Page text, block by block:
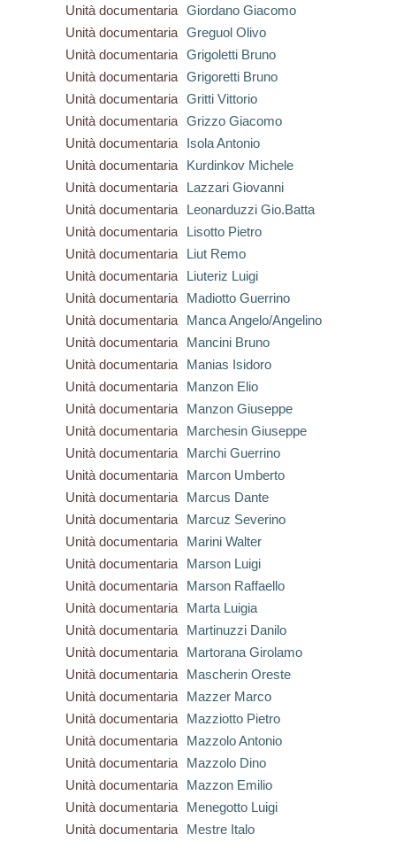
Unità documentaria
Giordano Giacomo
Unità documentaria
Greguol Olivo
Unità documentaria
Grigoletti Bruno
Unità documentaria
Grigoretti Bruno
Unità documentaria
Gritti Vittorio
Unità documentaria
Grizzo Giacomo
Unità documentaria
Isola Antonio
Unità documentaria
Kurdinkov Michele
Unità documentaria
Lazzari Giovanni
Unità documentaria
Leonarduzzi Gio.Batta
Unità documentaria
Lisotto Pietro
Unità documentaria
Liut Remo
Unità documentaria
Liuteriz Luigi
Unità documentaria
Madiotto Guerrino
Unità documentaria
Manca Angelo/Angelino
Unità documentaria
Mancini Bruno
Unità documentaria
Manias Isidoro
Unità documentaria
Manzon Elio
Unità documentaria
Manzon Giuseppe
Unità documentaria
Marchesin Giuseppe
Unità documentaria
Marchi Guerrino
Unità documentaria
Marcon Umberto
Unità documentaria
Marcus Dante
Unità documentaria
Marcuz Severino
Unità documentaria
Marini Walter
Unità documentaria
Marson Luigi
Unità documentaria
Marson Raffaello
Unità documentaria
Marta Luigia
Unità documentaria
Martinuzzi Danilo
Unità documentaria
Martorana Girolamo
Unità documentaria
Mascherin Oreste
Unità documentaria
Mazzer Marco
Unità documentaria
Mazziotto Pietro
Unità documentaria
Mazzolo Antonio
Unità documentaria
Mazzolo Dino
Unità documentaria
Mazzon Emilio
Unità documentaria
Menegotto Luigi
Unità documentaria
Mestre Italo